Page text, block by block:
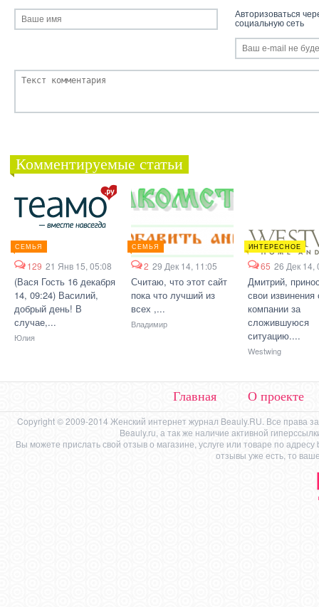
Авторизоваться
социальную сеть
Комментируемые статьи
СЕМЬЯ
129 21 Янв 15, 05:08
(Вася Гость 16 декабря
14, 09:24) Василий,
добрый день! В
случае,...
Юлия
СЕМЬЯ
2 29 Дек 14, 11:05
Считаю, что этот сайт
пока что лучший из
всех ,...
Владимир
ИНТЕРЕСНОЕ
65 26 Дек 14,
Дмитрий,
свои извинения
компании за
сложившуюся
ситуацию....
Westwing
Главная О проекте
Copyright © 2009-2014 Женский интернет журнал Beauly.RU. Все права
Beauly.ru, а так же наличие активной
Вы можете прислать свой отзыв о магазине, услуге или товаре по адресу
отзывы уже есть, то